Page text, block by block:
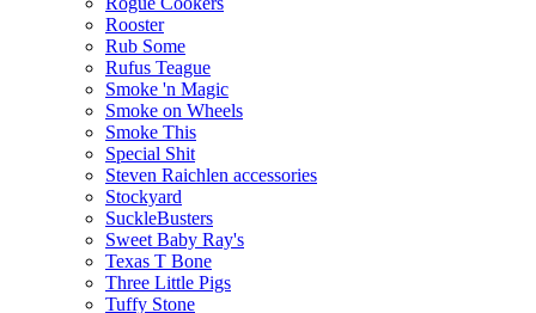
Rooster
Rub Some
Rufus Teague
Smoke 'n Magic
Smoke on Wheels
Smoke This
Special Shit
Steven Raichlen accessories
Stockyard
SuckleBusters
Sweet Baby Ray's
Texas T Bone
Three Little Pigs
Tuffy Stone